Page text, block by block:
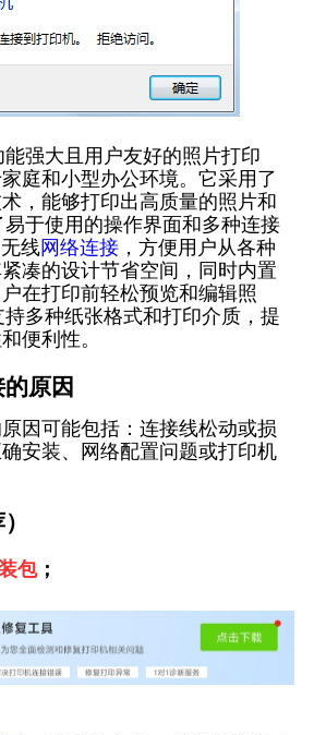
能强大且用户友好的照片打印
庭和小型办公环境。它采用了
，能够打印出高质量的照片和
易于使用的操作界面和多种连接
线网络连接，方便用户从各种
凑的设计节省空间，同时内置
在打印前轻松预览和编辑照
持多种纸张格式和打印介质，提
便利性。
原因
因可能包括：连接线松动或损
安装、网络配置问题或打印机
包；